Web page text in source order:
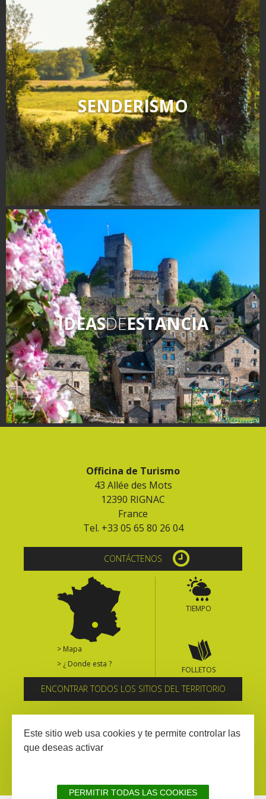
Rouquier en Goutrens
« Nuestros campos antes »
La Palairie en Goutrens
El museo de la fragua
un ojo en el pasado
artistas y artesanos
La gastronomía
local
La castaña
Las vinas
Las ferias y mercados
Descubrimiento del terruño
Recetas y productos locales
Pasear en menos
de cien
kilómetros
Los más bonitos pueblos en
Francia
Otras hermosas aldeas
El Pays des Bastides du
Rouergue
Las ciudades y países de
arte y historia
De la valle del Lot al País
Decazeville – Aubin
SENDERISMO
IDEASDEESTANCIA
Officina de Turismo
43 Allée des Mots
12390 RIGNAC
France
Tel. +33 05 65 80 26 04
CONTÁCTENOS
> Mapa
> ¿ Donde esta ?
TIEMPO
FOLLETOS
ENCONTRAR TODOS LOS SITIOS DEL TERRITORIO
Suscríbase al boletín informativo
Este sitio web usa cookies y te permite controlar las
que deseas activar
PERMITIR TODAS LAS COOKIES